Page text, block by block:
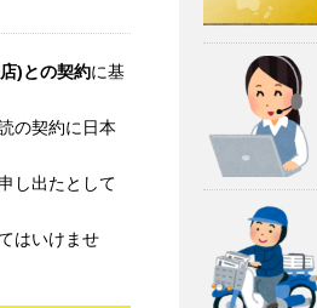
)との契約に基
の契約に日本
し出たとして
はいけませ